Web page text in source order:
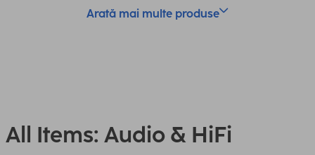
Arată mai multe produse
All Items: Audio & HiFi